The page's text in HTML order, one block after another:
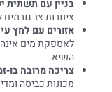
בניין עם תשתית
צינורות צר
אזורים עם לחץ
לאספקת מים
השיא.
צריכה מרובה בו-
מכונות כביסה